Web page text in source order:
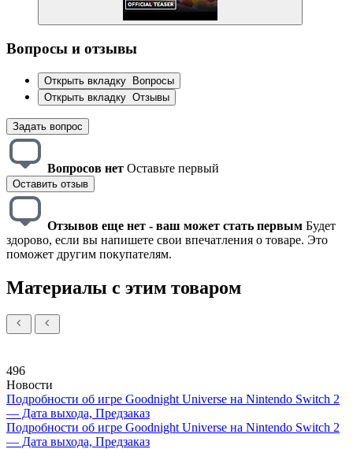
Вопросы и отзывы
Открыть вкладку
Вопросы
Открыть вкладку Отзывы
Задать вопрос
Вопросов нет Оставьте первый
Оставить отзыв
Отзывов еще нет - ваш может стать первым Будет
здорово, если вы напишете свои впечатления о товаре. Это
поможет другим покупателям.
Материалы с этим товаром
496
Новости
Подробности об игре Goodnight Universe на Nintendo Switch 2
— Дата выхода, Предзаказ
Подробности об игре Goodnight Universe на Nintendo Switch 2
— Дата выхода, Предзаказ